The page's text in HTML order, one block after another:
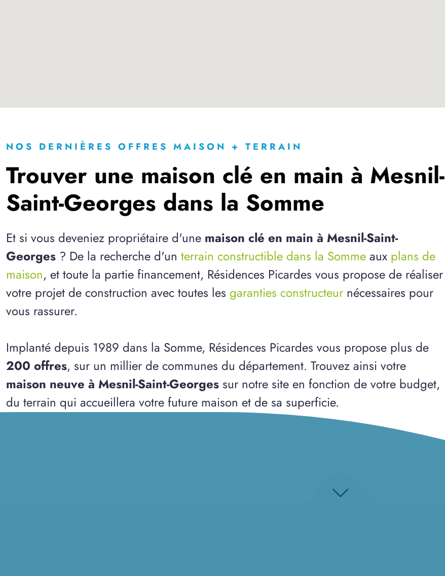
NOS DERNIÈRES OFFRES MAISON + TERRAIN
Trouver une maison clé en main à Mesnil-
Saint-Georges dans la Somme
Et si vous deveniez propriétaire d'une maison clé en main à Mesnil-Saint-
Georges ? De la recherche d'un terrain constructible dans la Somme aux plans de
maison, et toute la partie financement, Résidences Picardes vous propose de réaliser
votre projet de construction avec toutes les garanties constructeur nécessaires pour
vous rassurer.
Implanté depuis 1989 dans la Somme, Résidences Picardes vous propose plus de
200 offres, sur un millier de communes du département. Trouvez ainsi votre
maison neuve à Mesnil-Saint-Georges sur notre site en fonction de votre budget,
du terrain qui accueillera votre future maison et de sa superficie.